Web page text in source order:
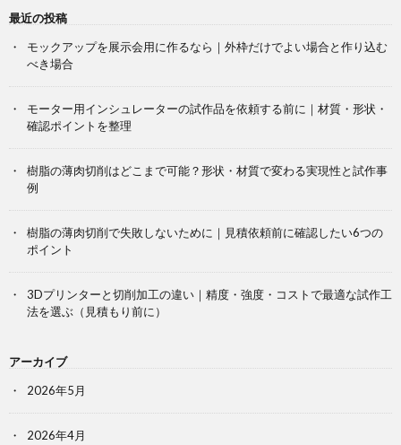
最近の投稿
モックアップを展示会用に作るなら｜外枠だけでよい場合と作り込む
べき場合
モーター用インシュレーターの試作品を依頼する前に｜材質・形状・
確認ポイントを整理
樹脂の薄肉切削はどこまで可能？形状・材質で変わる実現性と試作事
例
樹脂の薄肉切削で失敗しないために｜見積依頼前に確認したい6つの
ポイント
3Dプリンターと切削加工の違い｜精度・強度・コストで最適な試作工
法を選ぶ（見積もり前に）
アーカイブ
2026年5月
2026年4月